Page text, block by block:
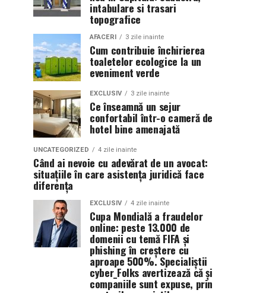
intabulare si trasari
topografice
AFACERI 3 zile inainte
Cum contribuie închirierea
toaletelor ecologice la un
eveniment verde
EXCLUSIV 3 zile inainte
Ce înseamnă un sejur
confortabil într-o cameră de
hotel bine amenajată
UNCATEGORIZED 4 zile inainte
Când ai nevoie cu adevărat de un avocat:
situațiile în care asistența juridică face
diferența
EXCLUSIV 4 zile inainte
Cupa Mondială a fraudelor
online: peste 13.000 de
domenii cu temă FIFA și
phishing în creștere cu
aproape 500%. Specialiștii
cyber_Folks avertizează că și
companiile sunt expuse, prin